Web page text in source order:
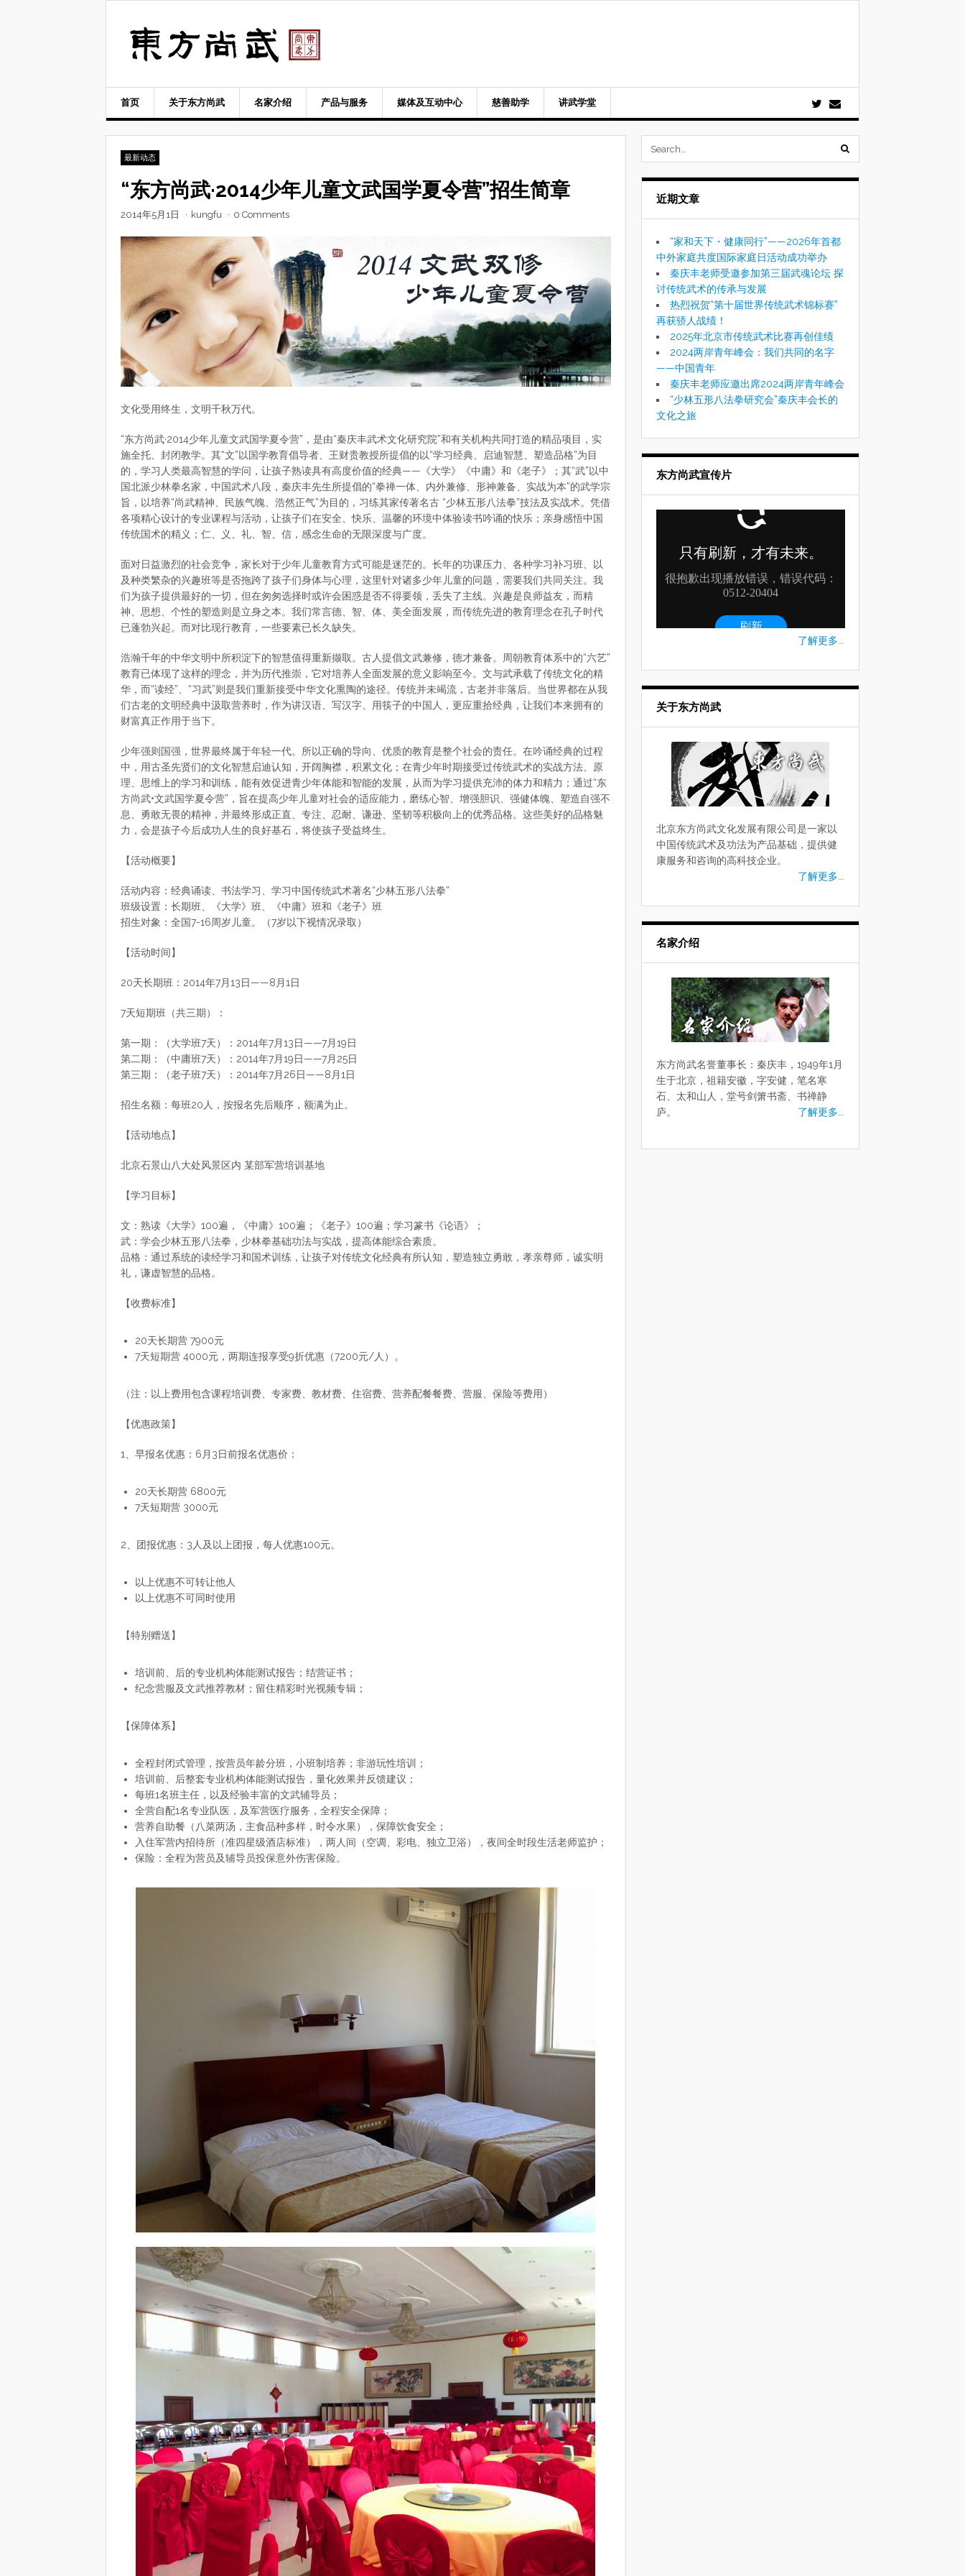
首页 关于东方尚武 名家介绍 产品与服务 媒体及互动中心 慈善助学 讲武学堂
最新动态
“东方尚武·2014少年儿童文武国学夏令营”招生简章
2014年5月1日 · kungfu · 0 Comments
文化受用终生，文明千秋万代。
“东方尚武·2014少年儿童文武国学夏令营”，是由“秦庆丰武术文化研究院”和有关机构共同打造的精品项目，实
施全托、封闭教学。其“文”以国学教育倡导者、王财贵教授所提倡的以“学习经典、启迪智慧、塑造品格”为目
的，学习人类最高智慧的学问，让孩子熟读具有高度价值的经典——《大学》《中庸》和《老子》；其“武”以中
国北派少林拳名家，中国武术八段，秦庆丰先生所提倡的“拳禅一体、内外兼修、形神兼备、实战为本”的武学宗
旨，以培养“尚武精神、民族气魄、浩然正气”为目的，习练其家传著名古 “少林五形八法拳”技法及实战术。凭借
各项精心设计的专业课程与活动，让孩子们在安全、快乐、温馨的环境中体验读书吟诵的快乐；亲身感悟中国
传统国术的精义；仁、义、礼、智、信，感念生命的无限深度与广度。
面对日益激烈的社会竞争，家长对于少年儿童教育方式可能是迷茫的。长年的功课压力、各种学习补习班、以
及种类繁杂的兴趣班等是否拖跨了孩子们身体与心理，这里针对诸多少年儿童的问题，需要我们共同关注。我
们为孩子提供最好的一切，但在匆匆选择时或许会困惑是否不得要领，丢失了主线。兴趣是良师益友，而精
神、思想、个性的塑造则是立身之本。我们常言德、智、体、美全面发展，而传统先进的教育理念在孔子时代
已蓬勃兴起。而对比现行教育，一些要素已长久缺失。
浩瀚千年的中华文明中所积淀下的智慧值得重新撷取。古人提倡文武兼修，德才兼备。周朝教育体系中的“六艺”
教育已体现了这样的理念，并为历代推崇，它对培养人全面发展的意义影响至今。文与武承载了传统文化的精
华，而“读经”、“习武”则是我们重新接受中华文化熏陶的途径。传统并未竭流，古老并非落后。当世界都在从我
们古老的文明经典中汲取营养时，作为讲汉语、写汉字、用筷子的中国人，更应重拾经典，让我们本来拥有的
财富真正作用于当下。
少年强则国强，世界最终属于年轻一代。所以正确的导向、优质的教育是整个社会的责任。在吟诵经典的过程
中，用古圣先贤们的文化智慧启迪认知，开阔胸襟，积累文化；在青少年时期接受过传统武术的实战方法、原
理、思维上的学习和训练，能有效促进青少年体能和智能的发展，从而为学习提供充沛的体力和精力；通过“东
方尚武•文武国学夏令营”，旨在提高少年儿童对社会的适应能力，磨练心智、增强胆识、强健体魄、塑造自强不
息、勇敢无畏的精神，并最终形成正直、专注、忍耐、谦逊、坚韧等积极向上的优秀品格。这些美好的品格魅
力，会是孩子今后成功人生的良好基石，将使孩子受益终生。
【活动概要】
活动内容：经典诵读、书法学习、学习中国传统武术著名“少林五形八法拳”
班级设置：长期班、《大学》班、《中庸》班和《老子》班
招生对象：全国7-16周岁儿童。（7岁以下视情况录取）
【活动时间】
20天长期班：2014年7月13日——8月1日
7天短期班（共三期）：
第一期：（大学班7天）：2014年7月13日——7月19日
第二期：（中庸班7天）：2014年7月19日——7月25日
第三期：（老子班7天）：2014年7月26日——8月1日
招生名额：每班20人，按报名先后顺序，额满为止。
【活动地点】
北京石景山八大处风景区内 某部军营培训基地
【学习目标】
文：熟读《大学》100遍，《中庸》100遍；《老子》100遍；学习篆书《论语》；
武：学会少林五形八法拳，少林拳基础功法与实战，提高体能综合素质。
品格：通过系统的读经学习和国术训练，让孩子对传统文化经典有所认知，塑造独立勇敢，孝亲尊师，诚实明
礼，谦虚智慧的品格。
【收费标准】
20天长期营 7900元
7天短期营 4000元，两期连报享受9折优惠（7200元/人）。
（注：以上费用包含课程培训费、专家费、教材费、住宿费、营养配餐餐费、营服、保险等费用）
【优惠政策】
1、早报名优惠：6月3日前报名优惠价：
20天长期营 6800元
7天短期营 3000元
2、团报优惠：3人及以上团报，每人优惠100元。
以上优惠不可转让他人
以上优惠不可同时使用
【特别赠送】
培训前、后的专业机构体能测试报告；结营证书；
纪念营服及文武推荐教材；留住精彩时光视频专辑；
【保障体系】
全程封闭式管理，按营员年龄分班，小班制培养；非游玩性培训；
培训前、后整套专业机构体能测试报告，量化效果并反馈建议；
每班1名班主任，以及经验丰富的文武辅导员；
全营自配1名专业队医，及军营医疗服务，全程安全保障；
营养自助餐（八菜两汤，主食品种多样，时令水果），保障饮食安全；
入住军营内招待所（准四星级酒店标准），两人间（空调、彩电、独立卫浴），夜间全时段生活老师监护；
保险：全程为营员及辅导员投保意外伤害保险。
search
近期文章
“家和天下・健康同行”——2026年首都
中外家庭共度国际家庭日活动成功举办
秦庆丰老师受邀参加第三届武魂论坛 探
讨传统武术的传承与发展
热烈祝贺“第十届世界传统武术锦标赛”
再获骄人战绩！
2025年北京市传统武术比赛再创佳绩
2024两岸青年峰会：我们共同的名字
——中国青年
秦庆丰老师应邀出席2024两岸青年峰会
“少林五形八法拳研究会”秦庆丰会长的
文化之旅
东方尚武宣传片
了解更多...
关于东方尚武
北京东方尚武文化发展有限公司是一家以
中国传统武术及功法为产品基础，提供健
康服务和咨询的高科技企业。
了解更多...
名家介绍
东方尚武名誉董事长：秦庆丰，1949年1月
生于北京，祖籍安徽，字安健，笔名寒
石、太和山人，堂号剑箫书斋、书禅静
庐。
了解更多...